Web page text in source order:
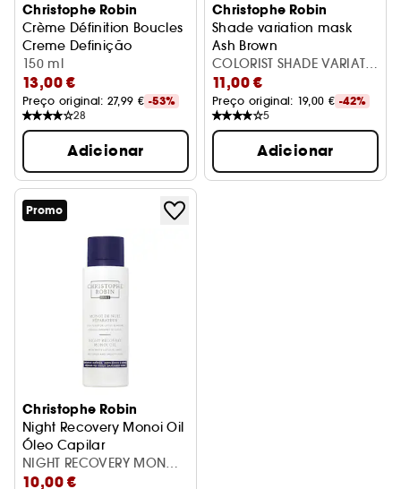
Christophe Robin
Crème Définition Boucles
Creme Definição
150 ml
13,00 €
Preço original: 27,99 € -53%
28
Adicionar
Christophe Robin
Shade variation mask
Ash Brown
Máscara Cabelos Pintados
COLORIST SHADE VARIATN
ASH BROWN 250ML
11,00 €
Preço original: 19,00 € -42%
5
Adicionar
Promo
Christophe Robin
Night Recovery Monoi Oil
Óleo Capilar
NIGHT RECOVERY MONOI
OIL 96G
10,00 €